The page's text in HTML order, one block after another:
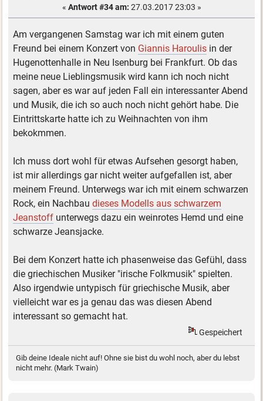
« Antwort #34 am: 27.03.2017 23:03 »
Am vergangenen Samstag war ich mit einem guten
Freund bei einem Konzert von Giannis Haroulis in der
Hugenottenhalle in Neu Isenburg bei Frankfurt. Ob das
meine neue Lieblingsmusik wird kann ich noch nicht
sagen, aber es war auf jeden Fall ein interessanter Abend
und Musik, die ich so auch noch nicht gehört habe. Die
Eintrittskarte hatte ich zu Weihnachten von ihm
bekokmmen.
Ich muss dort wohl für etwas Aufsehen gesorgt haben,
ist mir allerdings gar nicht weiter aufgefallen ist, aber
meinem Freund. Unterwegs war ich mit einem schwarzen
Rock, ein Nachbaudieses Modells aus schwarzem
Jeanstoff unterwegs dazu ein weinrotes Hemd und eine
schwarze Jeansjacke.
Bei dem Konzert hatte ich phasenweise das Gefühl, dass
die griechischen Musiker "irische Folkmusik" spielten.
Also irgendwie untypisch für griechische Musik, aber
vielleicht war es ja genau das was diesen Abend
interessant so gemacht hat.
Gespeichert
Gib deine Ideale nicht auf! Ohne sie bist du wohl noch, aber du lebst
nicht mehr. (Mark Twain)